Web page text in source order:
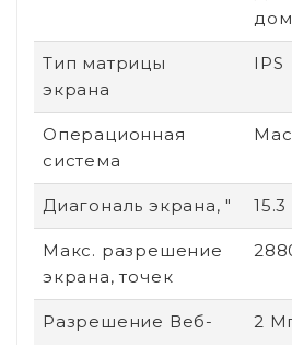
Тип матрицы
экрана
IPS
Операционная
система
Диагональ экрана, " 15.3
Макс. разрешение
экрана, точек
Разрешение Веб-
2